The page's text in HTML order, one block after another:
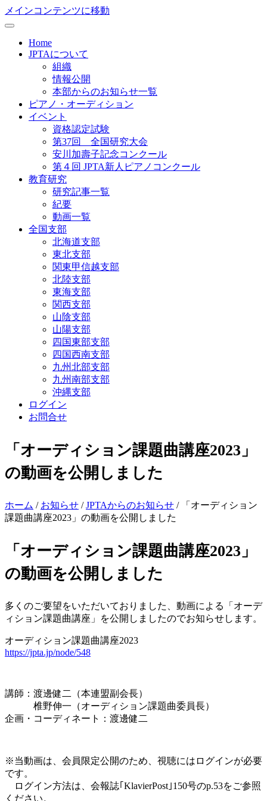
メインコンテンツに移動
Home
JPTAについて
組織
情報公開
本部からのお知らせ一覧
ピアノ・オーディション
イベント
資格認定試験
第37回 全国研究大会
安川加壽子記念コンクール
第４回 JPTA新人ピアノコンクール
教育研究
研究記事一覧
紀要
動画一覧
全国支部
北海道支部
東北支部
関東甲信越支部
北陸支部
東海支部
関西支部
山陰支部
山陽支部
四国東部支部
四国西南支部
九州北部支部
九州南部支部
沖縄支部
ログイン
お問合せ
「オーディション課題曲講座2023」
の動画を公開しました
ホーム / お知らせ /JPTAからのお知らせ / 「オーディション
課題曲講座2023」の動画を公開しました
「オーディション課題曲講座2023」
の動画を公開しました
多くのご要望をいただいておりました、動画による「オーデ
ィション課題曲講座」を公開しましたのでお知らせします。
オーディション課題曲講座2023
https://jpta.jp/node/548
講師：渡邊健二（本連盟副会長）
椎野伸一（オーディション課題曲委員長）
企画・コーディネート：渡邊健二
※当動画は、会員限定公開のため、視聴にはログインが必要
です。
ログイン方法は、会報誌｢KlavierPost｣150号のp.53をご参照
ください。